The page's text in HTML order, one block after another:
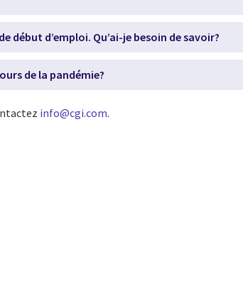
début d’emploi. Qu’ai-je besoin de savoir?
de la pandémie?
info@cgi.com.